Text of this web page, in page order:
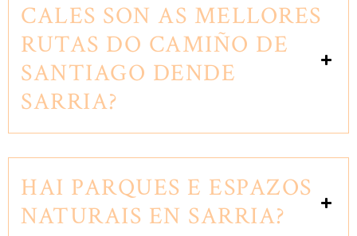
CALES SON AS MELLORES
RUTAS DO CAMIÑO DE
SANTIAGO DENDE
SARRIA?
HAI PARQUES E ESPAZOS
NATURAIS EN SARRIA?